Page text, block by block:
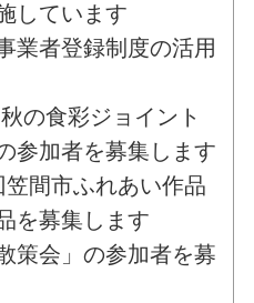
しています
業者登録制度の活用
の食彩ジョイント
参加者を募集します
笠間市ふれあい作品
を募集します
策会」の参加者を募